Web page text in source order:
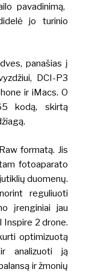
pavadinimą,
jo turinio
panašias į
DCI-P3
ir iMacs. O
kodą, skirtą
formatą. Jis
fotoaparato
duomenų.
reguliuoti
įrenginiai jau
Inspire 2 drone.
optimizuotą
analizuoti ją
ir žmonių